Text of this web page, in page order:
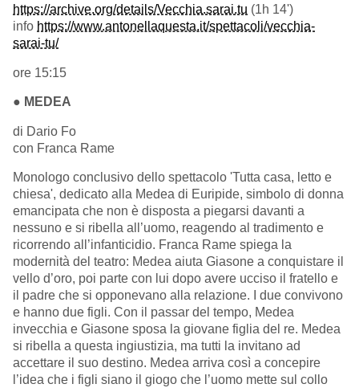
https://archive.org/details/Vecchia.sarai.tu (1h 14')
info https://www.antonellaquesta.it/spettacoli/vecchia-
sarai-tu/
ore 15:15
● MEDEA
di Dario Fo
con Franca Rame
Monologo conclusivo dello spettacolo 'Tutta casa, letto e
chiesa', dedicato alla Medea di Euripide, simbolo di donna
emancipata che non è disposta a piegarsi davanti a
nessuno e si ribella all’uomo, reagendo al tradimento e
ricorrendo all’infanticidio. Franca Rame spiega la
modernità del teatro: Medea aiuta Giasone a conquistare il
vello d’oro, poi parte con lui dopo avere ucciso il fratello e
il padre che si opponevano alla relazione. I due convivono
e hanno due figli. Con il passar del tempo, Medea
invecchia e Giasone sposa la giovane figlia del re. Medea
si ribella a questa ingiustizia, ma tutti la invitano ad
accettare il suo destino. Medea arriva così a concepire
l’idea che i figli siano il giogo che l’uomo mette sul collo